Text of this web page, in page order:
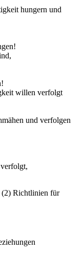
hungern und
willen verfolgt
und verfolgen
(2) Richtlinien für